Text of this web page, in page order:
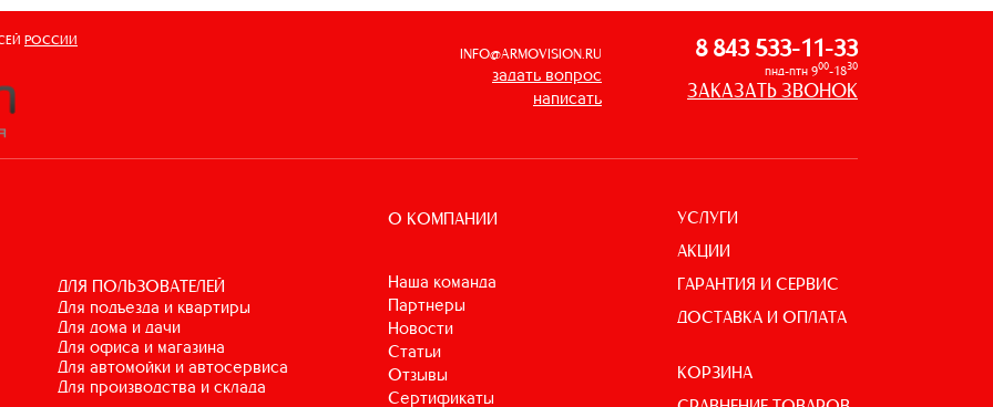
РОССИИ
INFO@ARMOVISION.RU
задать вопрос
написать
8 843 533-11-33
пнд-птн 900-1830
ЗАКАЗАТЬ ЗВОНОК
ДЛЯ ПОЛЬЗОВАТЕЛЕЙ
для подъезда и квартиры
для дома и дачи
для офиса и магазина
для автомойки и автосервиса
для производства и склада
О КОМПАНИИ
Наша команда
Партнеры
Новости
Статьи
Отзывы
Сертификаты
УСЛУГИ
АКЦИИ
ГАРАНТИЯ И СЕРВИС
ДОСТАВКА И ОПЛАТА
КОРЗИНА